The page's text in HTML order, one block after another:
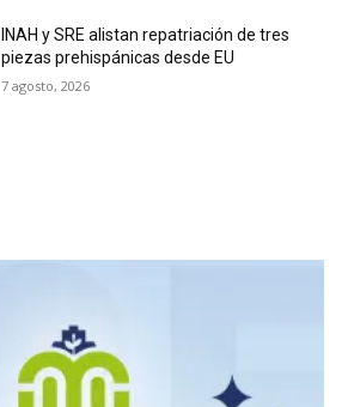
INAH y SRE alistan repatriación de tres
piezas prehispánicas desde EU
7 agosto, 2026